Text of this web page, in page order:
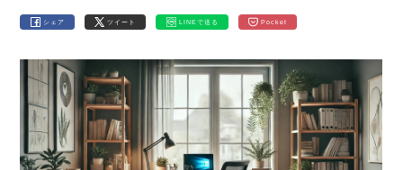
シェア ツイート LINEで送る Pocket